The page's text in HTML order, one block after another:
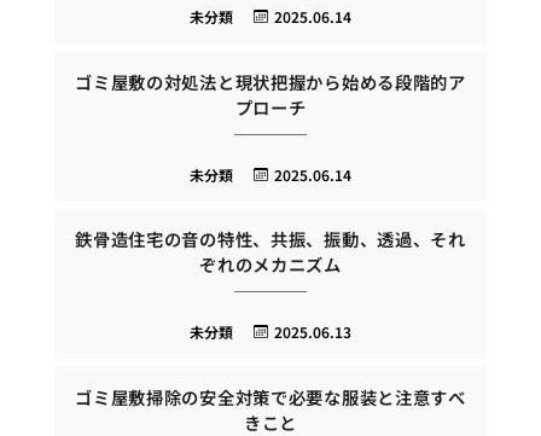
2025.06.14
未分類
ゴミ屋敷の対処法と現状把握から始める段階的ア
プローチ
2025.06.14
未分類
鉄骨造住宅の音の特性、共振、振動、透過、それ
ぞれのメカニズム
2025.06.13
未分類
ゴミ屋敷掃除の安全対策で必要な服装と注意すべ
きこと